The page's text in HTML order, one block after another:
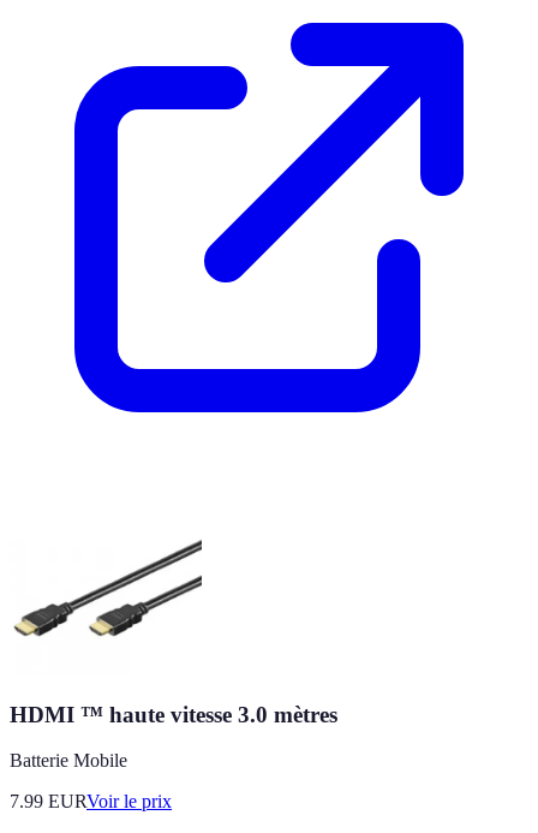
HDMI ™ haute vitesse 3.0 mètres
Batterie Mobile
7.99 EURVoir le prix